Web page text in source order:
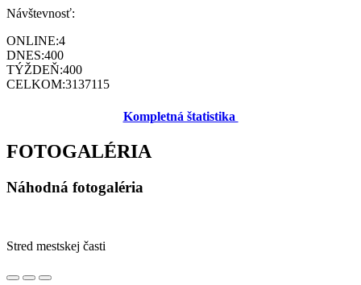
Návštevnosť:
ONLINE:4
DNES:400
TÝŽDEŇ:400
CELKOM:3137115
Kompletná štatistika
FOTOGALÉRIA
Náhodná fotogaléria